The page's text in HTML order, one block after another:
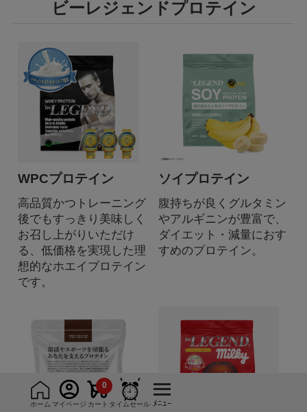
ホーム マイページ カート
0
タイムセール ﾒﾆｭｰ
ビーレジェンドプロテイン
WPCプロテイン
高品質かつトレーニング
後でもすっきり美味しく
お召し上がりいただけ
る、低価格を実現した理
想的なホエイプロテイン
です。
ソイプロテイン
腹持ちが良くグルタミン
やアルギニンが豊富で、
ダイエット・減量におす
すめのプロテイン。